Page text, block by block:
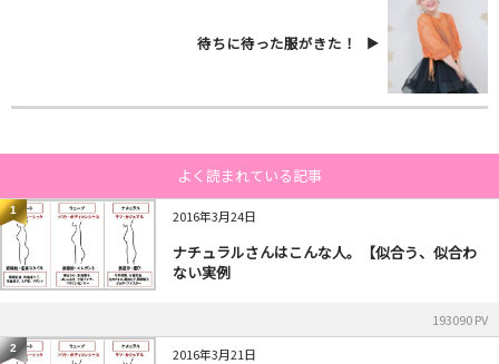
待ちに待った服がきた！
よく読まれている記事
1 2016年3月24日
ナチュラルさんはこんな人。【似合う、似合わ
ない実例
193090 PV
2 2016年3月21日